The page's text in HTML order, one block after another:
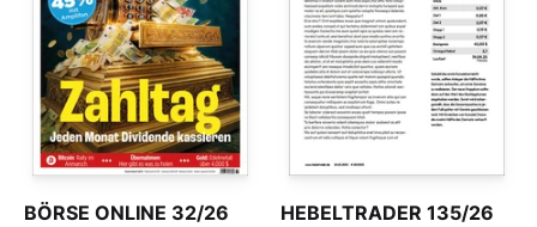
BÖRSE ONLINE 32/26 HEBELTRADER 135/26